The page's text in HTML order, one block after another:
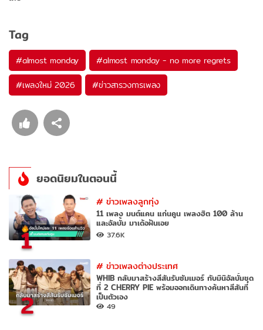
Tag
#almost monday #almost monday - no more regrets
#เพลงใหม่ 2026 #ข่าวสารวงการเพลง
ยอดนิยมในตอนนี้
1
#ข่าวเพลงลูกทุ่ง
11 เพลง มนต์แคน แก่นคูน เพลงฮิต 100 ล้าน
และอัลบั้ม มาเด้อฝันเอย
37.6K
2
#ข่าวเพลงต่างประเทศ
WHIB กลับมาสร้างสีสันรับซัมเมอร์ กับมินิอัลบั้มชุด
ที่ 2 CHERRY PIE พร้อมออกเดินทางค้นหาสีสันที่
เป็นตัวเอง
49